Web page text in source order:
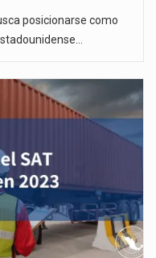
posicionarse como